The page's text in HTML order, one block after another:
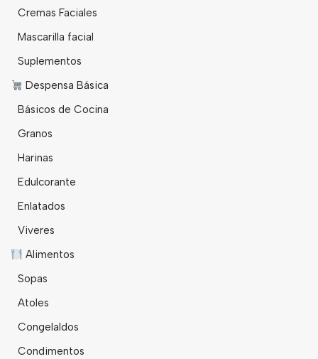
Cremas Faciales
Mascarilla facial
Suplementos
Despensa Básica
Básicos de Cocina
Granos
Harinas
Edulcorante
Enlatados
Viveres
Alimentos
Sopas
Atoles
Congelaldos
Condimentos